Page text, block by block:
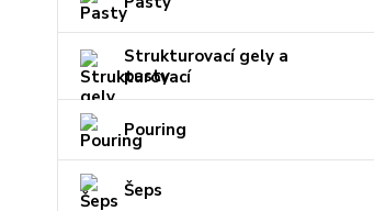
Strukturovací gely a
pasty
Pouring
Šeps